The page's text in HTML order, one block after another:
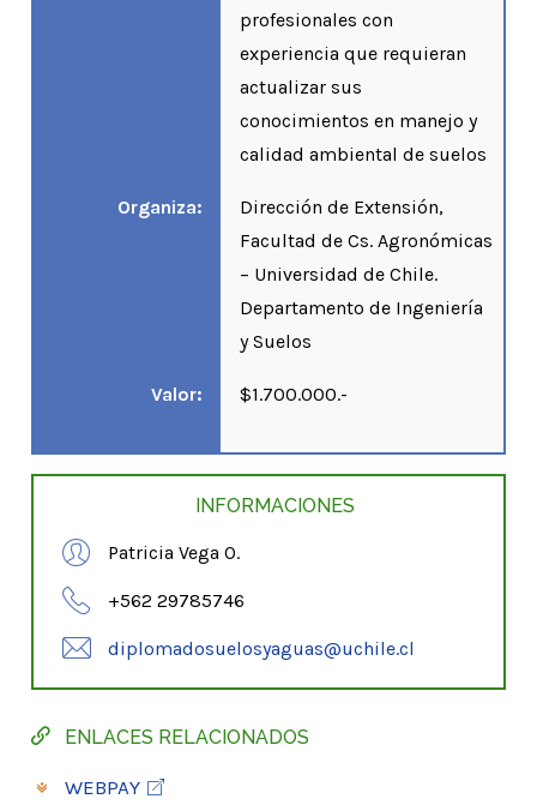
profesionales con
experiencia que requieran
actualizar sus
conocimientos en manejo y
calidad ambiental de suelos
Organiza:
Dirección de Extensión,
Facultad de Cs. Agronómicas
– Universidad de Chile.
Departamento de Ingeniería
y Suelos
Valor: $1.700.000.-
INFORMACIONES
Patricia Vega O.
+562 29785746
diplomadosuelosyaguas@uchile.cl
ENLACES RELACIONADOS
WEBPAY